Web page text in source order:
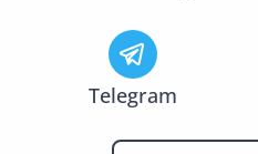
Telegram